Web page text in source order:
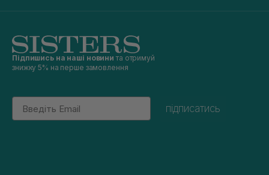
Підпишись на наші новини та отримуй
знижку 5% на перше замовлення
Email
підписатись